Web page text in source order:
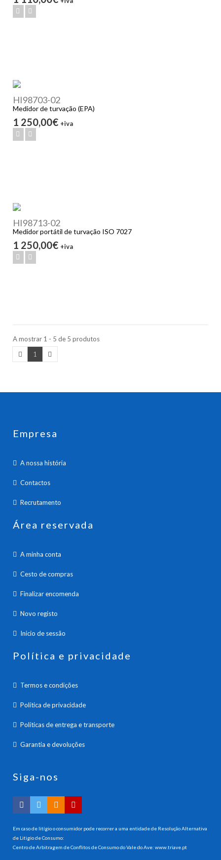
HI98703-02
Medidor de turvação (EPA)
1 250,00€ +iva
HI98713-02
Medidor portátil de turvação ISO 7027
1 250,00€ +iva
A mostrar 1 - 5 de 5 produtos
1
Empresa
A nossa história
Contactos
Recrutamento
Área reservada
A minha conta
Cesto de compras
Finalizar encomenda
Novo registo
Inicio de sessão
Política e privacidade
Termos e condições
Política de privacidade
Políticas de entrega e transporte
Garantia e devoluções
Siga-nos
Em caso de litígio o consumidor pode recorrer a uma entidade de Resolução Alternativa
de Litigio de Consumo:
Centro de Arbitragem de Conflitos de Consumo do Vale do Ave:www.triave.pt